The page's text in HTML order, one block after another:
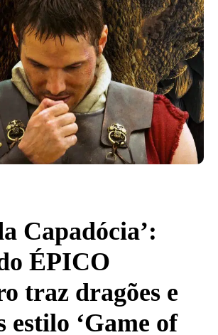
Capadócia’:
ÉPICO
traz dragões e
estilo ‘Game of